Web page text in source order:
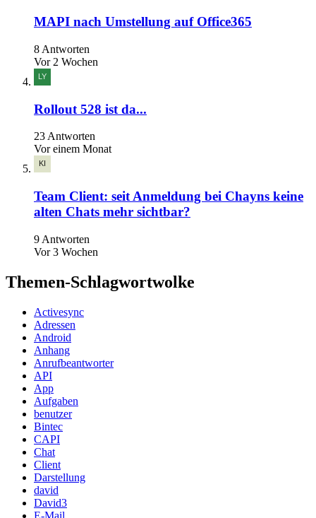
MAPI nach Umstellung auf Office365
8 Antworten
Vor 2 Wochen
Rollout 528 ist da...
23 Antworten
Vor einem Monat
Team Client: seit Anmeldung bei Chayns keine
alten Chats mehr sichtbar?
9 Antworten
Vor 3 Wochen
Themen-Schlagwortwolke
Activesync
Adressen
Android
Anhang
Anrufbeantworter
API
App
Aufgaben
benutzer
Bintec
CAPI
Chat
Client
Darstellung
david
David3
E-Mail